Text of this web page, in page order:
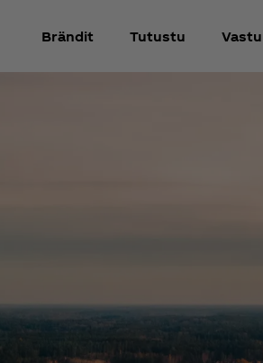
Brändit Tutustu